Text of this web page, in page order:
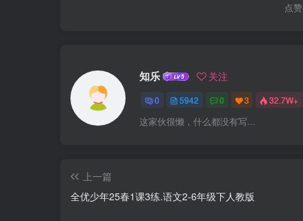
点赞
知乐 关注
0 5942 0 3 32.7W+
这家伙很懒，什么都没有写...
上一篇
全优少年25春1课3练.语文2-6年级下人教版